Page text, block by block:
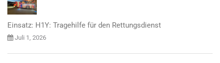
Einsatz: H1Y: Tragehilfe für den Rettungsdienst
Juli 1, 2026